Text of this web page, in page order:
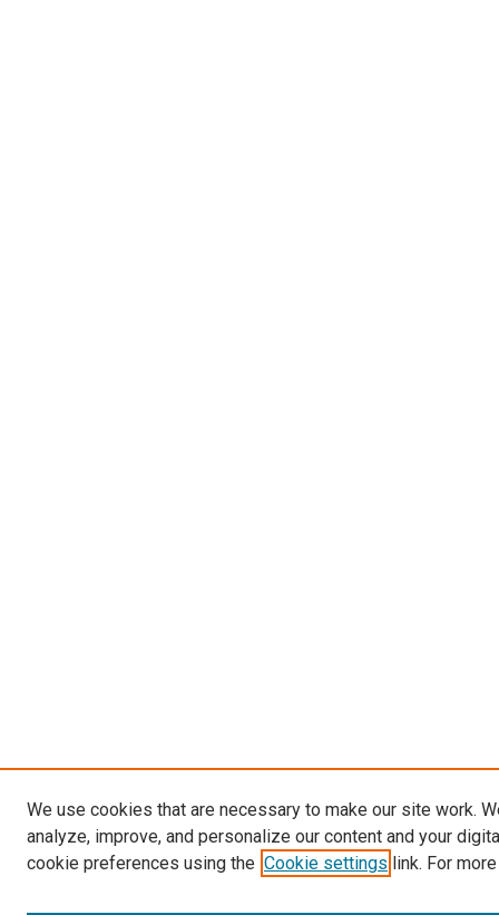
We use cookies that are necessary to make our site work.
analyze, improve, and personalize our content and your
cookie preferences using the Cookie settings link. For